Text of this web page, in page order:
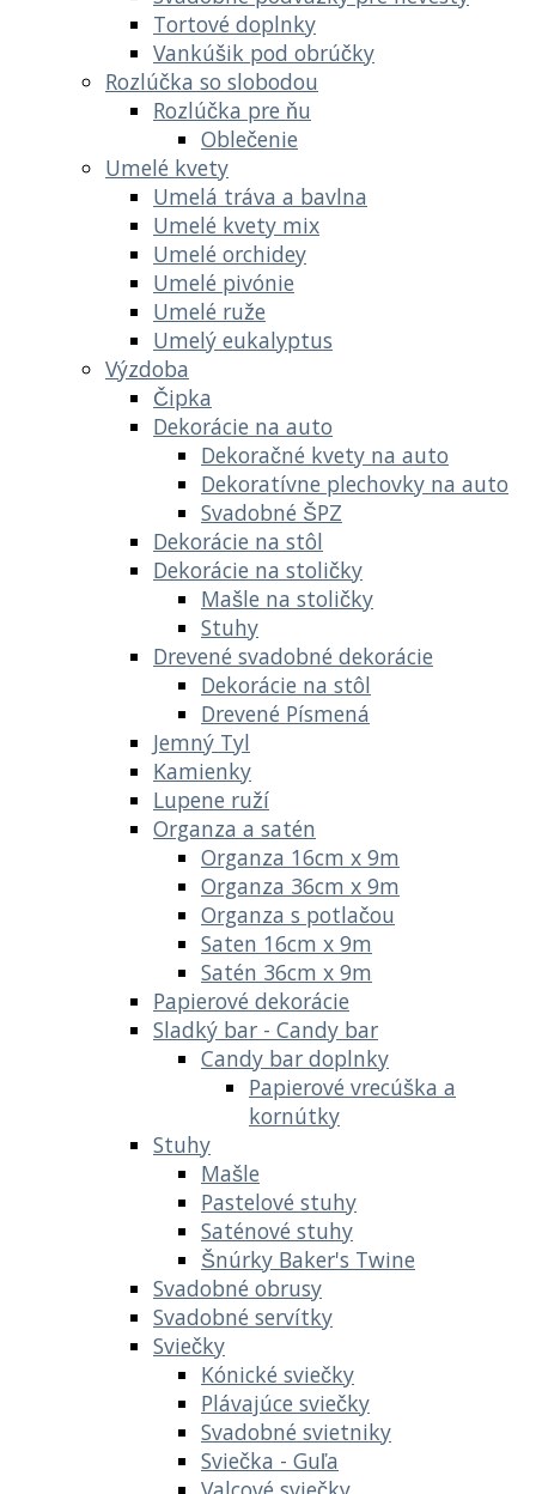
Tortové doplnky
Vankúšik pod obrúčky
Rozlúčka so slobodou
Rozlúčka pre ňu
Oblečenie
Umelé kvety
Umelá tráva a bavlna
Umelé kvety mix
Umelé orchidey
Umelé pivónie
Umelé ruže
Umelý eukalyptus
Výzdoba
Čipka
Dekorácie na auto
Dekoračné kvety na auto
Dekoratívne plechovky na auto
Svadobné ŠPZ
Dekorácie na stôl
Dekorácie na stoličky
Mašle na stoličky
Stuhy
Drevené svadobné dekorácie
Dekorácie na stôl
Drevené Písmená
Jemný Tyl
Kamienky
Lupene ruží
Organza a satén
Organza 16cm x 9m
Organza 36cm x 9m
Organza s potlačou
Saten 16cm x 9m
Satén 36cm x 9m
Papierové dekorácie
Sladký bar - Candy bar
Candy bar doplnky
Papierové vrecúška a
kornútky
Stuhy
Mašle
Pastelové stuhy
Saténové stuhy
Šnúrky Baker's Twine
Svadobné obrusy
Svadobné servítky
Sviečky
Kónické sviečky
Plávajúce sviečky
Svadobné svietniky
Sviečka - Guľa